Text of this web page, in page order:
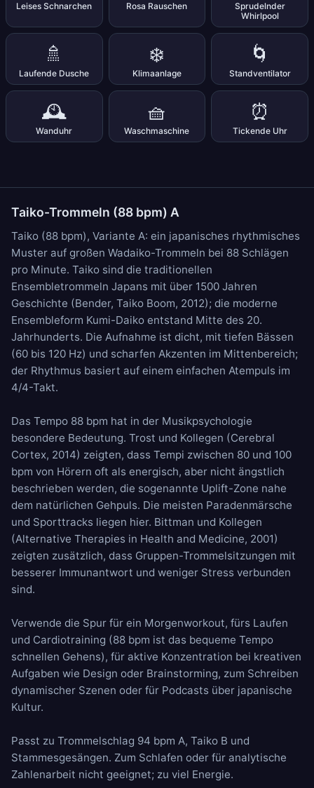
Leises Schnarchen Rosa Rauschen
Sprudelnder
Whirlpool
🚿
Laufende Dusche
❄️
Klimaanlage
🌀
Standventilator
🕰️
Wanduhr
🧺
Waschmaschine
⏰
Tickende Uhr
Taiko-Trommeln (88 bpm) A
Taiko (88 bpm), Variante A: ein japanisches rhythmisches
Muster auf großen Wadaiko-Trommeln bei 88 Schlägen
pro Minute. Taiko sind die traditionellen
Ensembletrommeln Japans mit über 1500 Jahren
Geschichte (Bender, Taiko Boom, 2012); die moderne
Ensembleform Kumi-Daiko entstand Mitte des 20.
Jahrhunderts. Die Aufnahme ist dicht, mit tiefen Bässen
(60 bis 120 Hz) und scharfen Akzenten im Mittenbereich;
der Rhythmus basiert auf einem einfachen Atempuls im
4/4-Takt.
Das Tempo 88 bpm hat in der Musikpsychologie
besondere Bedeutung. Trost und Kollegen (Cerebral
Cortex, 2014) zeigten, dass Tempi zwischen 80 und 100
bpm von Hörern oft als energisch, aber nicht ängstlich
beschrieben werden, die sogenannte Uplift-Zone nahe
dem natürlichen Gehpuls. Die meisten Paradenmärsche
und Sporttracks liegen hier. Bittman und Kollegen
(Alternative Therapies in Health and Medicine, 2001)
zeigten zusätzlich, dass Gruppen-Trommelsitzungen mit
besserer Immunantwort und weniger Stress verbunden
sind.
Verwende die Spur für ein Morgenworkout, fürs Laufen
und Cardiotraining (88 bpm ist das bequeme Tempo
schnellen Gehens), für aktive Konzentration bei kreativen
Aufgaben wie Design oder Brainstorming, zum Schreiben
dynamischer Szenen oder für Podcasts über japanische
Kultur.
Passt zu Trommelschlag 94 bpm A, Taiko B und
Stammesgesängen. Zum Schlafen oder für analytische
Zahlenarbeit nicht geeignet; zu viel Energie.